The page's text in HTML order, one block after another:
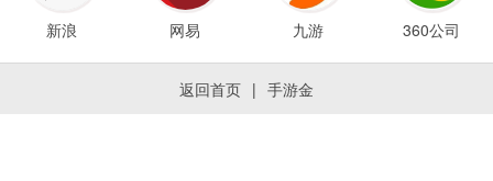
新浪 网易 九游 360公司
返回首页 | 手游金